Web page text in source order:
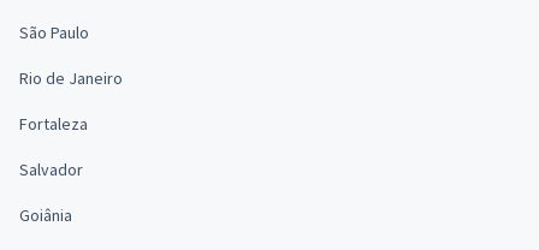
São Paulo
Rio de Janeiro
Fortaleza
Salvador
Goiânia